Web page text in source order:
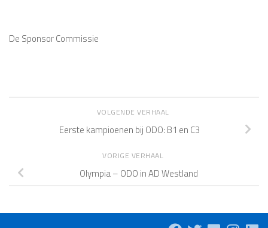
De Sponsor Commissie
VOLGENDE VERHAAL
Eerste kampioenen bij ODO: B1 en C3
VORIGE VERHAAL
Olympia – ODO in AD Westland